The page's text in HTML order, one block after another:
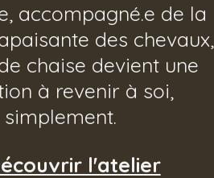
accompagné.e de la
des chevaux,
chaise devient une
à revenir à soi,
simplement.
l'atelier